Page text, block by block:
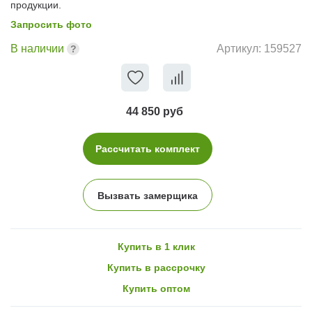
продукции.
Запросить фото
В наличии Артикул: 159527
44 850 руб
Рассчитать комплект
Вызвать замерщика
Купить в 1 клик
Купить в рассрочку
Купить оптом